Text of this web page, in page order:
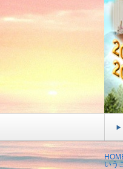
いう